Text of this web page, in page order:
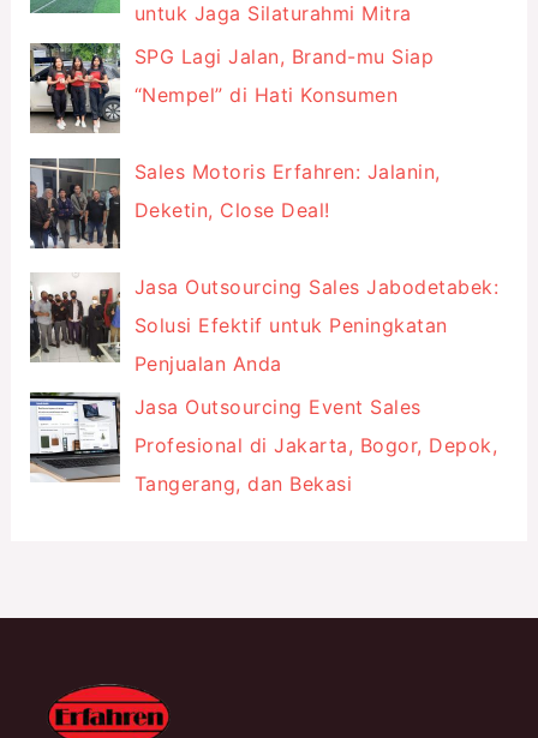
untuk Jaga Silaturahmi Mitra
SPG Lagi Jalan, Brand-mu Siap
“Nempel” di Hati Konsumen
Sales Motoris Erfahren: Jalanin,
Deketin, Close Deal!
Jasa Outsourcing Sales Jabodetabek:
Solusi Efektif untuk Peningkatan
Penjualan Anda
Jasa Outsourcing Event Sales
Profesional di Jakarta, Bogor, Depok,
Tangerang, dan Bekasi